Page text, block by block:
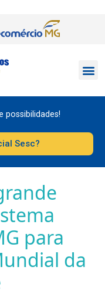
possibilidades!
Sesc?
para
da